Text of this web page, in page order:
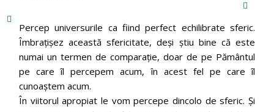
Percep universurile ca fiind perfect echilibrate sferic.
Îmbrațișez această sfericitate, deși știu bine că este
numai un termen de comparație, doar de pe Pământul
pe care îl percepem acum, în acest fel pe care îl
cunoaștem acum.
În viitorul apropiat le vom percepe dincolo de sferic. Și